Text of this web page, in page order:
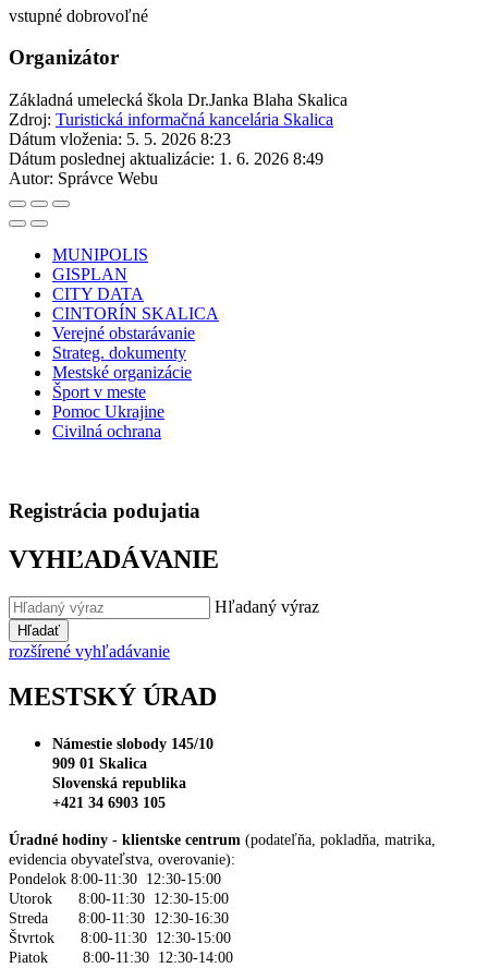
vstupné dobrovoľné
Organizátor
Základná umelecká škola Dr.Janka Blaha Skalica
Zdroj: Turistická informačná kancelária Skalica
Dátum vloženia: 5. 5. 2026 8:23
Dátum poslednej aktualizácie: 1. 6. 2026 8:49
Autor: Správce Webu
MUNIPOLIS
GISPLAN
CITY DATA
CINTORÍN SKALICA
Verejné obstarávanie
Strateg. dokumenty
Mestské organizácie
Šport v meste
Pomoc Ukrajine
Civilná ochrana
Registrácia podujatia
VYHĽADÁVANIE
Hľadaný výraz
Hľadať
rozšírené vyhľadávanie
MESTSKÝ ÚRAD
Námestie slobody 145/10
909 01 Skalica
Slovenská republika
+421 34 6903 105
Úradné hodiny - klientske centrum (podateľňa, pokladňa, matrika,
evidencia obyvateľstva, overovanie):
Pondelok 8:00-11:30 12:30-15:00
Utorok 8:00-11:30 12:30-15:00
Streda 8:00-11:30 12:30-16:30
Štvrtok 8:00-11:30 12:30-15:00
Piatok 8:00-11:30 12:30-14:00